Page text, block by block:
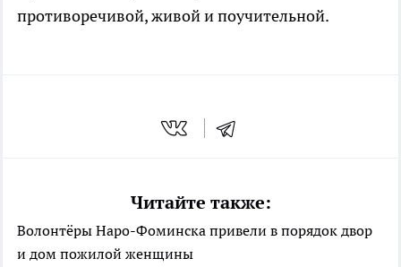
противоречивой, живой и поучительной.
Читайте также:
Волонтёры Наро-Фоминска привели в порядок двор
и дом пожилой женщины